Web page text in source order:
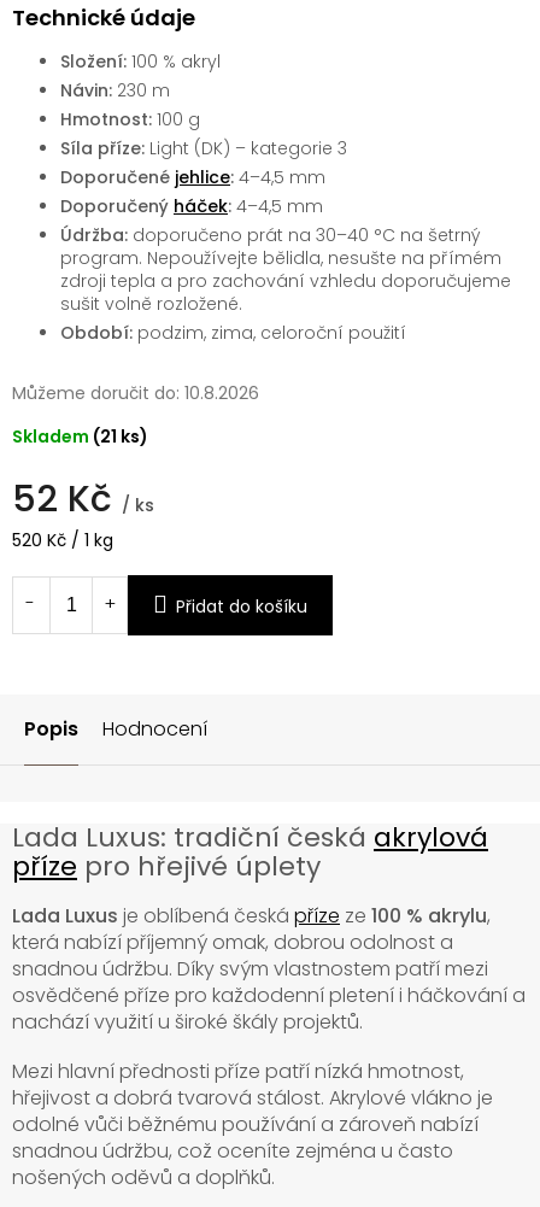
52 Kč / ks
Měrná
520 Kč / 1 kg
Skladem (21 ks)
Můžeme doručit do: 10.8.2026
Přidat do košíku
Technické údaje
Složení: 100 % akryl
Návin: 230 m
Hmotnost: 100 g
Síla příze: Light (DK) – kategorie 3
Doporučené jehlice: 4–4,5 mm
Doporučený háček: 4–4,5 mm
Údržba: doporučeno prát na 30–40 °C na šetrný
program. Nepoužívejte bělidla, nesušte na přímém
zdroji tepla a pro zachování vzhledu doporučujeme
sušit volně rozložené.
Období: podzim, zima, celoroční použití
Popis Hodnocení
Lada Luxus: tradiční česká akrylová
příze pro hřejivé úplety
Lada Luxus je oblíbená česká příze ze 100 % akrylu,
která nabízí příjemný omak, dobrou odolnost a
snadnou údržbu. Díky svým vlastnostem patří mezi
osvědčené příze pro každodenní pletení i háčkování a
nachází využití u široké škály projektů.
Mezi hlavní přednosti příze patří nízká hmotnost,
hřejivost a dobrá tvarová stálost. Akrylové vlákno je
odolné vůči běžnému používání a zároveň nabízí
snadnou údržbu, což oceníte zejména u často
nošených oděvů a doplňků.